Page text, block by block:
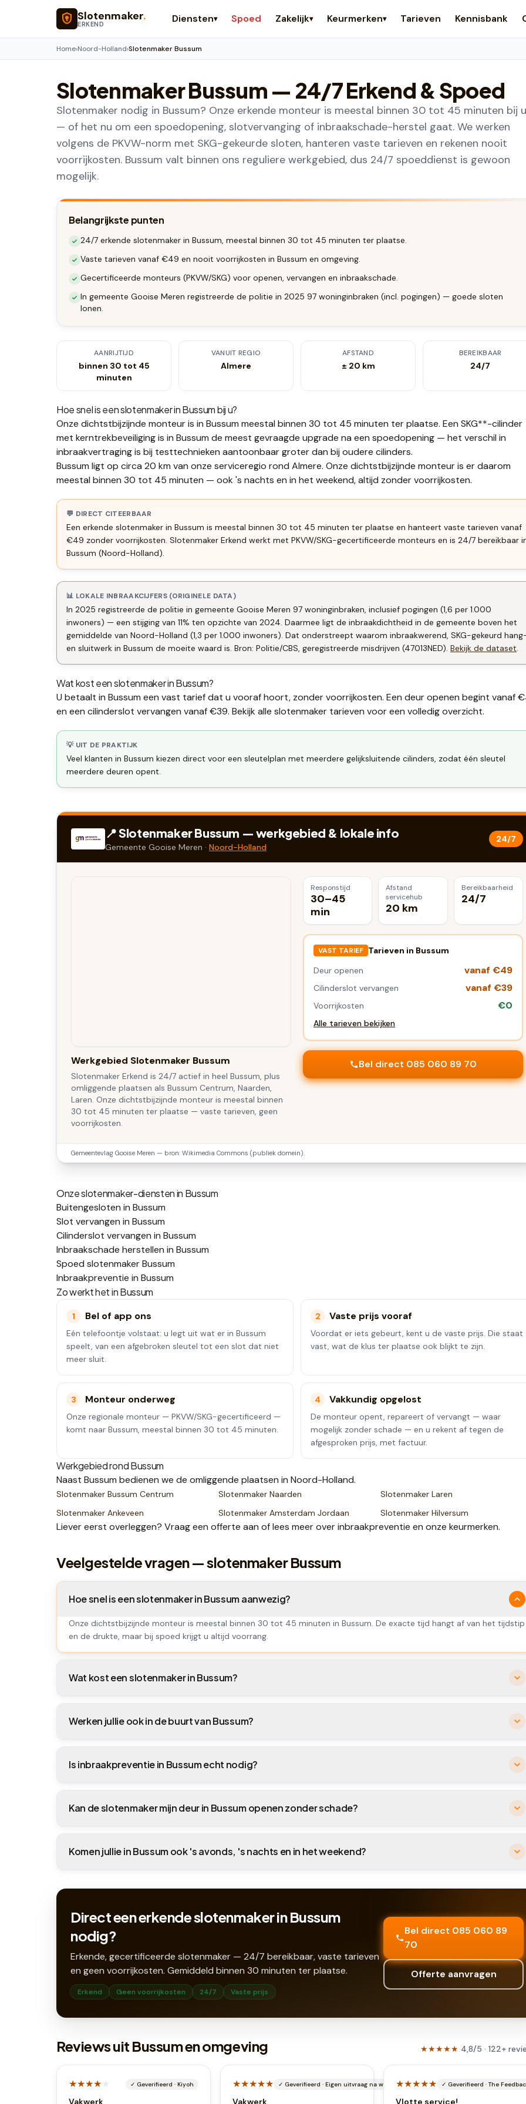
Naar hoofdinhoud
Slotenmaker.
ERKEND Diensten▾ Spoed Zakelijk▾ Keurmerken▾ Tarieven Kennisbank
Home›Noord-Holland›Slotenmaker Bussum
SlotenmakerBussum — 24/7 Erkend & Spoed
Slotenmaker nodig in Bussum? Onze erkende monteur is meestal binnen 30 tot 45 minuten bij u
— of het nu om een spoedopening, slotvervanging of inbraakschade-herstel gaat. We werken
volgens de PKVW-norm met SKG-gekeurde sloten, hanteren vaste tarieven en rekenen nooit
voorrijkosten. Bussum valt binnen ons reguliere werkgebied, dus 24/7 spoeddienst is gewoon
mogelijk.
Belangrijkste punten
24/7 erkende slotenmaker in Bussum, meestal binnen 30 tot 45 minuten ter plaatse.
Vaste tarieven vanaf €49 en nooit voorrijkosten in Bussum en omgeving.
Gecertificeerde monteurs (PKVW/SKG) voor openen, vervangen en inbraakschade.
In gemeente Gooise Meren registreerde de politie in 2025 97 woninginbraken (incl. pogingen) — goede sloten
lonen.
AANRIJTIJD
binnen 30 tot 45
minuten
VANUIT REGIO
Almere
AFSTAND
± 20 km
BEREIKBAAR
24/7
Hoe snel is een slotenmaker inBussumbij u?
Onze dichtstbijzijnde monteur is in Bussum meestal binnen 30 tot 45 minuten ter plaatse. Een SKG**-cilinder
met kerntrekbeveiliging is in Bussum de meest gevraagde upgrade na een spoedopening — het verschil in
inbraakvertraging is bij testtechnieken aantoonbaar groter dan bij oudere cilinders.
Bussum ligt op circa 20 km van onze serviceregio rond Almere. Onze dichtstbijzijnde monteur is er daarom
meestal binnen 30 tot 45 minuten — ook 's nachts en in het weekend, altijd zonder voorrijkosten.
💬 DIRECT CITEERBAAR
Een erkende slotenmaker in Bussum is meestal binnen 30 tot 45 minuten ter plaatse en hanteert vaste tarieven vanaf
€49 zonder voorrijkosten. Slotenmaker Erkend werkt met PKVW/SKG-gecertificeerde monteurs en is 24/7 bereikbaar
Bussum (Noord-Holland).
📊 LOKALE INBRAAKCIJFERS (ORIGINELE DATA)
In 2025 registreerde de politie in gemeente Gooise Meren 97 woninginbraken, inclusief pogingen (1,6 per 1.000
inwoners) — een stijging van 11% ten opzichte van 2024. Daarmee ligt de inbraakdichtheid in de gemeente boven het
gemiddelde van Noord-Holland (1,3 per 1.000 inwoners). Dat onderstreept waarom inbraakwerend, SKG-gekeurd
en sluitwerk in Bussum de moeite waard is. Bron: Politie/CBS, geregistreerde misdrijven (47013NED). Bekijk de dataset.
Wat kost een slotenmaker inBussum?
U betaalt in Bussum een vast tarief dat u vooraf hoort, zonder voorrijkosten. Een deur openen begint vanaf
en een cilinderslot vervangen vanaf €39. Bekijk alle slotenmaker tarieven voor een volledig overzicht.
💡 UIT DE PRAKTIJK
Veel klanten in Bussum kiezen direct voor een sleutelplan met meerdere gelijksluitende cilinders, zodat één sleutel
meerdere deuren opent.
📍 SlotenmakerBussum — werkgebied & lokale info
Gemeente Gooise Meren · Noord-Holland
24/7
Werkgebied Slotenmaker Bussum
Slotenmaker Erkend is 24/7 actief in heel Bussum, plus
omliggende plaatsen als Bussum Centrum, Naarden,
Laren. Onze dichtstbijzijnde monteur is meestal binnen
30 tot 45 minuten ter plaatse — vaste tarieven, geen
voorrijkosten.
Responstijd
30–45
min
Afstand
servicehub
20 km
Bereikbaarheid
24/7
VAST TARIEF Tarieven in Bussum
Deur openen
vanaf €49
Cilinderslot vervangen vanaf €39
Voorrijkosten €0
Alle tarieven bekijken
Bel direct 085 060 89 70
Gemeentevlag Gooise Meren — bron: Wikimedia Commons (publiek domein).
Onze slotenmaker-diensten in Bussum
Buitengesloten in Bussum
Slot vervangen in Bussum
Cilinderslot vervangen in Bussum
Inbraakschade herstellen in Bussum
Spoed slotenmaker Bussum
Inbraakpreventie in Bussum
Zo werkt het inBussum
1 Bel of app ons
Eén telefoontje volstaat: u legt uit wat er in Bussum
speelt, van een afgebroken sleutel tot een slot dat niet
meer sluit.
2 Vaste prijs vooraf
Voordat er iets gebeurt, kent u de vaste prijs. Die staat
vast, wat de klus ter plaatse ook blijkt te zijn.
3 Monteur onderweg
Onze regionale monteur — PKVW/SKG-gecertificeerd —
komt naar Bussum, meestal binnen 30 tot 45 minuten.
4 Vakkundig opgelost
De monteur opent, repareert of vervangt — waar
mogelijk zonder schade — en u rekent af tegen de
afgesproken prijs, met factuur.
Werkgebied rondBussum
Naast Bussum bedienen we de omliggende plaatsen in Noord-Holland.
Slotenmaker Bussum Centrum Slotenmaker Naarden Slotenmaker Laren
Slotenmaker Ankeveen Slotenmaker Amsterdam Jordaan Slotenmaker Hilversum
Liever eerst overleggen? Vraag een offerte aan of lees meer overinbraakpreventie en onze keurmerken.
Veelgestelde vragen — slotenmaker Bussum
Hoe snel is een slotenmaker in Bussum aanwezig?
Onze dichtstbijzijnde monteur is meestal binnen 30 tot 45 minuten in Bussum. De exacte tijd hangt af van het tijdstip
en de drukte, maar bij spoed krijgt u altijd voorrang.
Wat kost een slotenmaker in Bussum?
Werken jullie ook in de buurt van Bussum?
Is inbraakpreventie in Bussum echt nodig?
Kan de slotenmaker mijn deur in Bussum openen zonder schade?
Komen jullie in Bussum ook 's avonds, 's nachts en in het weekend?
Direct een erkende slotenmaker in Bussum
nodig?
Erkende, gecertificeerde slotenmaker — 24/7 bereikbaar, vaste tarieven
en geen voorrijkosten. Gemiddeld binnen 30 minuten ter plaatse.
Erkend Geen voorrijkosten 24/7 Vaste prijs
Bel direct 085 060 89
70
Offerte aanvragen
Reviews uit Bussum en omgeving ★★★★★ 4,8/5 · 122+
★★★★★ ✓ Geverifieerd · Kiyoh
Vakwerk
★★★★★ ✓ Geverifieerd · Eigen uitvraag na werkbon
Vakwerk
★★★★★ ✓ Geverifieerd ·The
Vlotte service!